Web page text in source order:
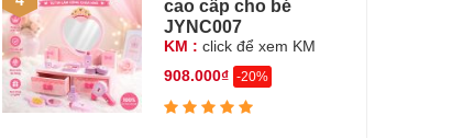
cao cấp cho bé
JYNC007
KM : click để xem KM
908.000₫ -20%